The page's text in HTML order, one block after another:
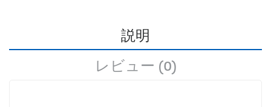
説明
レビュー (0)